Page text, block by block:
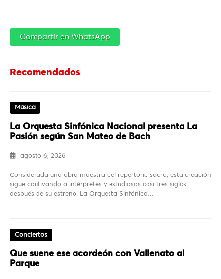
Compartir en WhatsApp
Recomendados
Música
La Orquesta Sinfónica Nacional presenta La
Pasión según San Mateo de Bach
agosto 6, 2026
Considerada una obra maestra del repertorio sacro, esta creación
sigue cautivando a intérpretes y estudiosos casi tres siglos
después de su estreno. La Orquesta Sinfónica…
Conciertos
Que suene ese acordeón con Vallenato al
Parque